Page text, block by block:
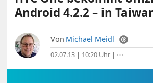
Android 4.2.2 – in
Von Michael Meidl
02.07.13 | 10:20 Uhr | ⋯